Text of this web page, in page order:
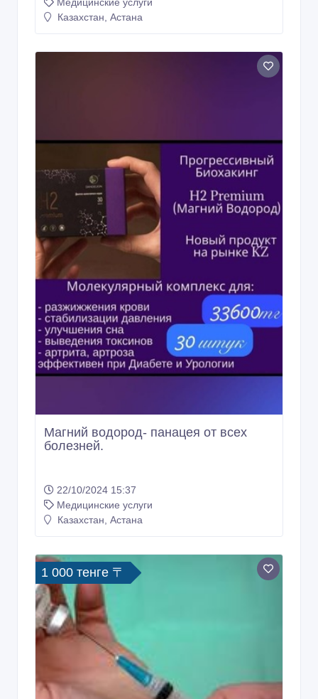
Казахстан, Астана
Магний водород- панацея от всех
болезней.
22/10/2024 15:37
Медицинские услуги
Казахстан, Астана
1 000 тенге 〒